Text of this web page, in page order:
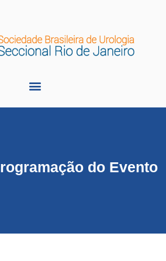
do Evento